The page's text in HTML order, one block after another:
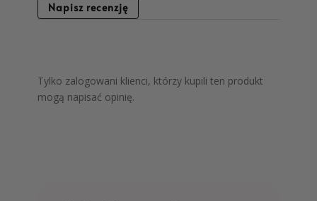
Napisz recenzję
Tylko zalogowani klienci, którzy kupili ten produkt
mogą napisać opinię.